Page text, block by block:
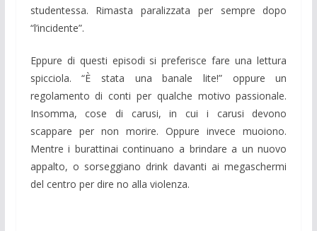
studentessa. Rimasta paralizzata per sempre dopo
“l’incidente”.
Eppure di questi episodi si preferisce fare una lettura
spicciola. “È stata una banale lite!” oppure un
regolamento di conti per qualche motivo passionale.
Insomma, cose di carusi, in cui i carusi devono
scappare per non morire. Oppure invece muoiono.
Mentre i burattinai continuano a brindare a un nuovo
appalto, o sorseggiano drink davanti ai megaschermi
del centro per dire no alla violenza.